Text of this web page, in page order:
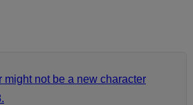
not be a new character